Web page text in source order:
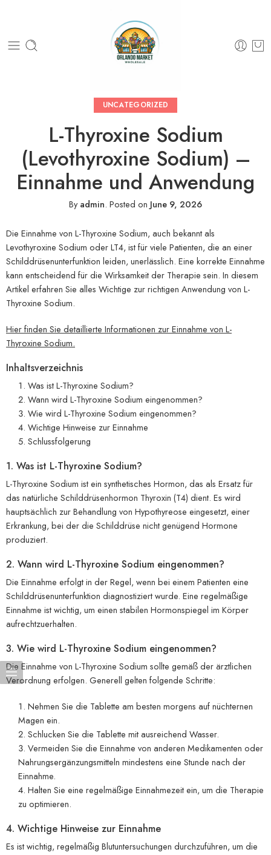
UNCATEGORIZED
L-Thyroxine Sodium
(Levothyroxine Sodium) –
Einnahme und Anwendung
Byadmin. Posted on June 9, 2026
Die Einnahme von L-Thyroxine Sodium, auch bekannt als
Levothyroxine Sodium oder LT4, ist für viele Patienten, die an einer
Schilddrüsenunterfunktion leiden, unerlässlich. Eine korrekte Einnahme
kann entscheidend für die Wirksamkeit der Therapie sein. In diesem
Artikel erfahren Sie alles Wichtige zur richtigen Anwendung von L-
Thyroxine Sodium.
Hier finden Sie detaillierte Informationen zur Einnahme von L-
Thyroxine Sodium.
Inhaltsverzeichnis
Was ist L-Thyroxine Sodium?
Wann wird L-Thyroxine Sodium eingenommen?
Wie wird L-Thyroxine Sodium eingenommen?
Wichtige Hinweise zur Einnahme
Schlussfolgerung
1. Was ist L-Thyroxine Sodium?
L-Thyroxine Sodium ist ein synthetisches Hormon, das als Ersatz für
das natürliche Schilddrüsenhormon Thyroxin (T4) dient. Es wird
hauptsächlich zur Behandlung von Hypothyreose eingesetzt, einer
Erkrankung, bei der die Schilddrüse nicht genügend Hormone
produziert.
2. Wann wird L-Thyroxine Sodium eingenommen?
Die Einnahme erfolgt in der Regel, wenn bei einem Patienten eine
Schilddrüsenunterfunktion diagnostiziert wurde. Eine regelmäßige
Einnahme ist wichtig, um einen stabilen Hormonspiegel im Körper
aufrechtzuerhalten.
3. Wie wird L-Thyroxine Sodium eingenommen?
Die Einnahme von L-Thyroxine Sodium sollte gemäß der ärztlichen
Verordnung erfolgen. Generell gelten folgende Schritte:
Nehmen Sie die Tablette am besten morgens auf nüchternen
Magen ein.
Schlucken Sie die Tablette mit ausreichend Wasser.
Vermeiden Sie die Einnahme von anderen Medikamenten oder
Nahrungsergänzungsmitteln mindestens eine Stunde nach der
Einnahme.
Halten Sie eine regelmäßige Einnahmezeit ein, um die Therapie
zu optimieren.
4. Wichtige Hinweise zur Einnahme
Es ist wichtig, regelmäßig Blutuntersuchungen durchzuführen, um die